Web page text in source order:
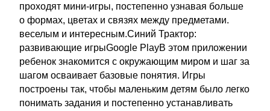
проходят мини‑игры, постепенно узнавая больше
о формах, цветах и связях между предметами.
веселым и интересным.Синий Трактор:
развивающие игрыGoogle PlayВ этом приложении
ребенок знакомится с окружающим миром и шаг за
шагом осваивает базовые понятия. Игры
построены так, чтобы маленьким детям было легко
понимать задания и постепенно устанавливать